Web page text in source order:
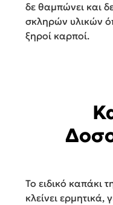
δε θαμπώνει και
σκληρών υλικών
ξηροί καρποί.
Το ειδικό καπάκι
κλείνει ερμητικά,